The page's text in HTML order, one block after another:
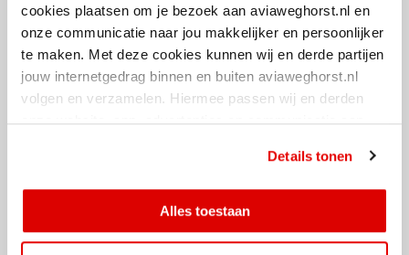
cookies plaatsen om je bezoek aan aviaweghorst.nl en
onze communicatie naar jou makkelijker en persoonlijker
te maken. Met deze cookies kunnen wij en derde partijen
jouw internetgedrag binnen en buiten aviaweghorst.nl
volgen en verzamelen. Hiermee passen wij en derden
onze website, app, advertenties en communicatie aan
ga je hiermee akkoord. Je kunt je cookievoorkeuren altijd
weer aanpassen.
Details tonen
Alles toestaan
bedrijven, op onze AVIA stations of mobiele laadmodules die tijdelijk
op locaties kunnen worden geplaatst.
4. Gemak
binnen- en buitenland alle diensten en service die je nodig hebt. We
zorgen ervoor dat je overal kunt tanken, zowel onderweg en/of op uw
eigen locatie(s) en we kunnen voorzien in laadfaciliteiten op elke
gewenste locatie. Met de AVIA Card kunnen alle medewerkers